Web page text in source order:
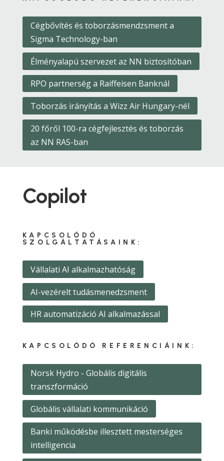
Cégbővítés és toborzásmendzsment a
Sigma Technology-ban
Élményalapú szervezet az NN biztosítóban
RPO partnerség a Raiffeisen Banknál
Toborzás irányítás a Wizz Air Hungary-nél
20 főről 100-ra cégfejlesztés és toborzás
az NN RAS-ban
Copilot
KAPCSOLÓDÓ
SZOLGÁLTATÁSAINK:
Vállalati AI alkalmazhatóság
AI-vezérelt tudásmenedzsment
HR automatizáció AI alkalmazással
KAPCSOLÓDÓ REFERENCIÁINK:
Norsk Hydro - Globális digitális
transzformáció
Globális vállalati kommunikáció
Banki működésbe illesztett mesterséges
intelligencia